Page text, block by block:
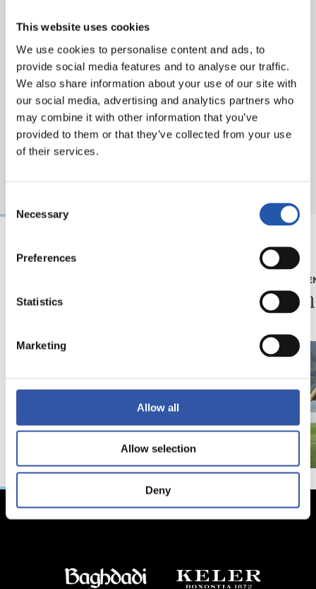
This website uses cookies
We use cookies to personalise content and ads, to
provide social media features and to analyse our traffic.
We also share information about your use of our site with
our social media, advertising and analytics partners who
may combine it with other information that you’ve
provided to them or that they’ve collected from your use
of their services.
Selection
Necessary
Preferences
Statistics
Marketing
Allow all
Allow selection
Deny
05/08/2026
“La Real hace mucho
05/08/2026